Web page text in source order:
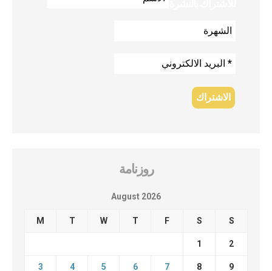
روزنامة
August 2026
M T W T F S S
1 2
3 4 5 6 7 8 9